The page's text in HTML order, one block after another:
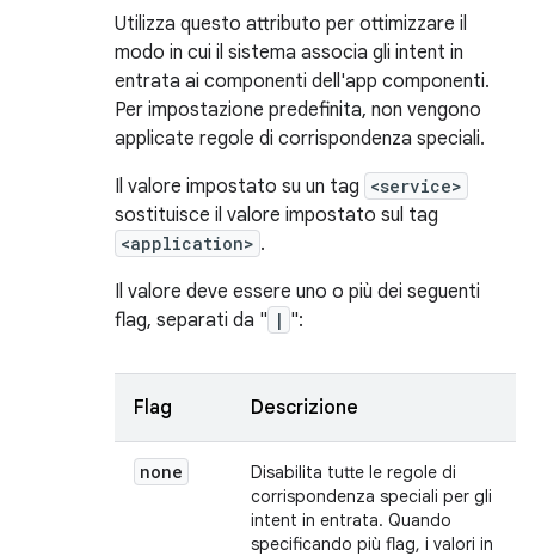
Utilizza questo attributo per ottimizzare il
modo in cui il sistema associa gli intent in
entrata ai componenti dell'app componenti.
Per impostazione predefinita, non vengono
applicate regole di corrispondenza speciali.
Il valore impostato su un tag <service>
sostituisce il valore impostato sul tag
<application> .
Il valore deve essere uno o più dei seguenti
flag, separati da " | ":
Flag Descrizione
none
Disabilita tutte le regole di
corrispondenza speciali per gli
intent in entrata. Quando
specificando più flag, i valori in